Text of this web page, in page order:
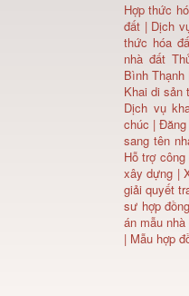
Hợp thức
đất | Dịch
thức hóa
nhà đất
Bình Thạnh
Khai di sản
Dịch vụ
chúc | Đăng
sang tên
Hỗ trợ
xây dựng |
giải quyết
sư hợp
án mẫu nhà
| Mẫu hợp